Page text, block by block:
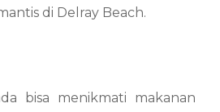
di Delray Beach.
bisa menikmati makanan